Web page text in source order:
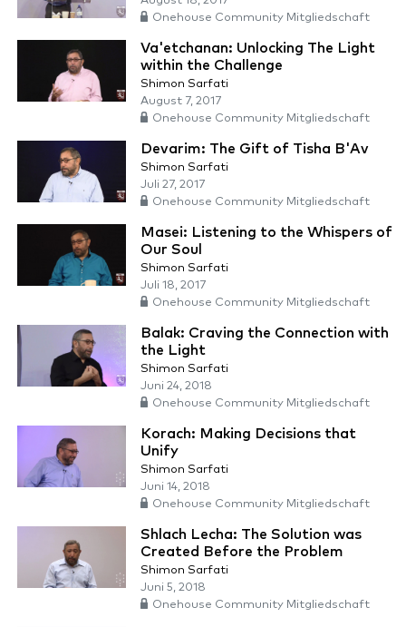
Onehouse Community Mitgliedschaft
Va'etchanan: Unlocking The Light
within the Challenge
Shimon Sarfati
August 7, 2017
Onehouse Community Mitgliedschaft
Devarim: The Gift of Tisha B'Av
Shimon Sarfati
Juli 27, 2017
Onehouse Community Mitgliedschaft
Masei: Listening to the Whispers of
Our Soul
Shimon Sarfati
Juli 18, 2017
Onehouse Community Mitgliedschaft
Balak: Craving the Connection with
the Light
Shimon Sarfati
Juni 24, 2018
Onehouse Community Mitgliedschaft
Korach: Making Decisions that
Unify
Shimon Sarfati
Juni 14, 2018
Onehouse Community Mitgliedschaft
Shlach Lecha: The Solution was
Created Before the Problem
Shimon Sarfati
Juni 5, 2018
Onehouse Community Mitgliedschaft